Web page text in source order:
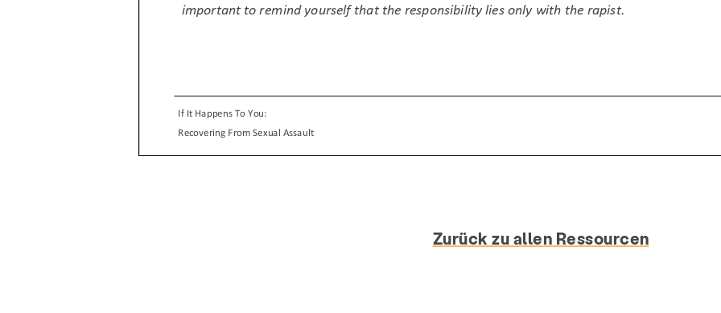
Zurück zu allen Ressourcen